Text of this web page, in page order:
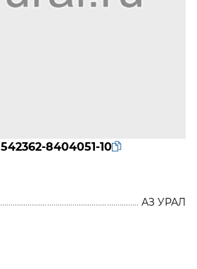
542362-8404051-10
АЗ УРАЛ